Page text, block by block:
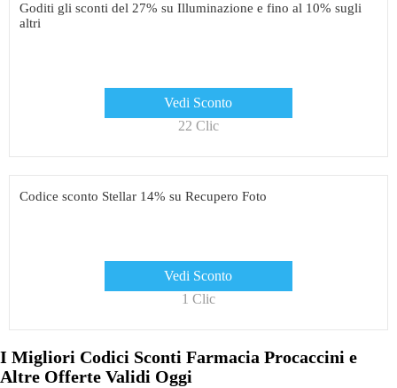
Goditi gli sconti del 27% su Illuminazione e fino al 10% sugli
altri
Vedi Sconto
22 Clic
Codice sconto Stellar 14% su Recupero Foto
Vedi Sconto
1 Clic
I Migliori Codici Sconti Farmacia Procaccini e
Altre Offerte Validi Oggi